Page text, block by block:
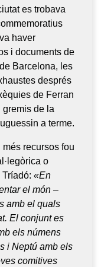
es trobava
haver
i documents de
Barcelona, les
després
de Ferran
gremis de la
a terme.
més recursos fou
o
«En
el món –
amb el quals
El conjunt es
els númens
i Neptú amb els
comitives